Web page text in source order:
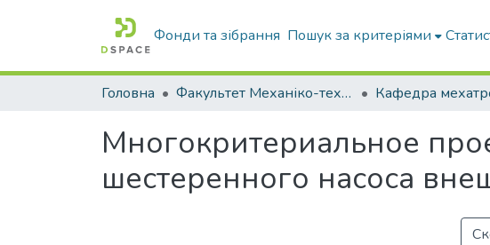
Фонди та зібрання Пошук за критеріями
Головна Факультет Механіко-технологічний
Многокритериальное
шестеренного насоса